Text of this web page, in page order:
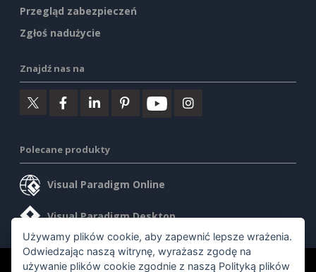
Przegląd zabezpieczeń
Zgłoś nadużycie
Znajdź nas na
Polecane produkty
Visual Paradigm Online
Visual Paradigm Desktop
Używamy plików cookie, aby zapewnić lepsze wrażenia.
Odwiedzając naszą witrynę, wyrażasz zgodę na
używanie plików cookie zgodnie z naszą Polityką plików